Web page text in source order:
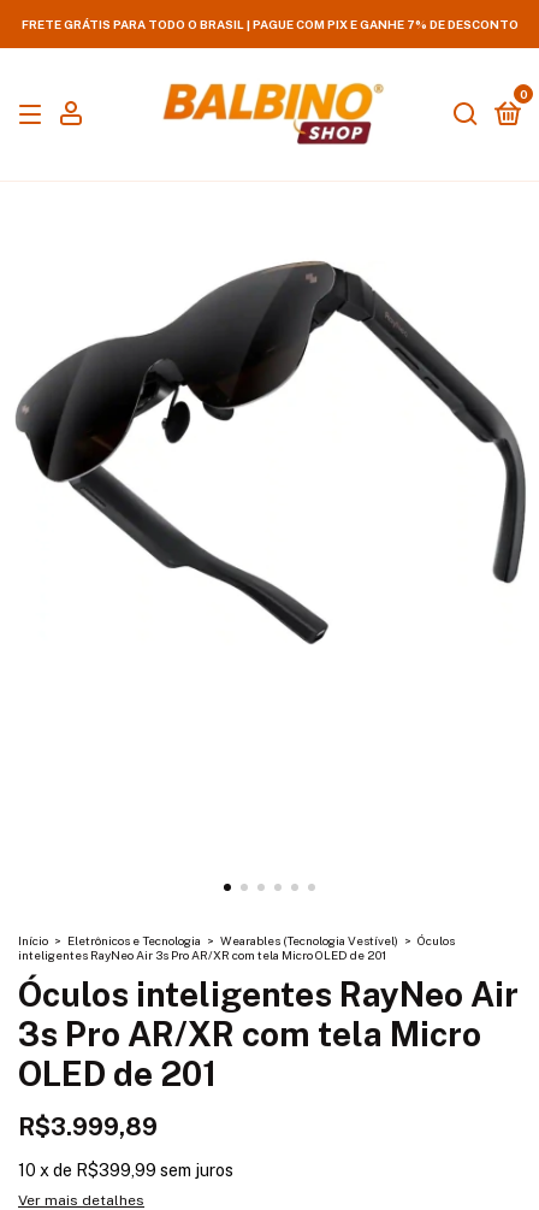
FRETE GRÁTIS PARA TODO O BRASIL | PAGUE COM PIX E GANHE 7% DE DESCONTO
0
Início > Eletrônicos e Tecnologia > Wearables (Tecnologia Vestível) > Óculos
inteligentes RayNeo Air 3s Pro AR/XR com tela Micro OLED de 201
Óculos inteligentes RayNeo Air
3s Pro AR/XR com tela Micro
OLED de 201
R$3.999,89
10 x de R$399,99 sem juros
Ver mais detalhes